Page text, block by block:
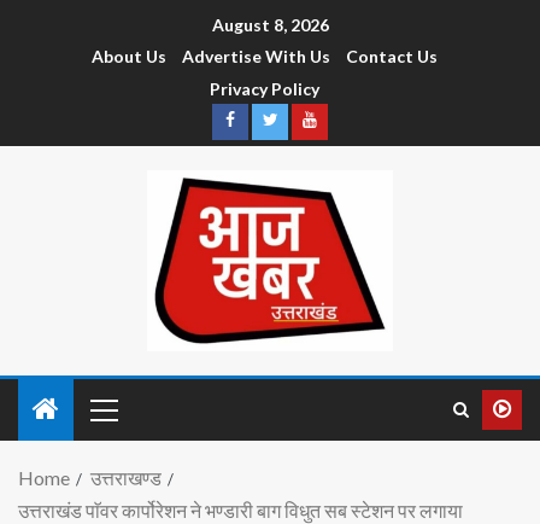
August 8, 2026
About Us
Advertise With Us
Contact Us
Privacy Policy
Home
उत्तराखण्ड
उत्तराखंड पाॅवर कार्पोरेशन ने भण्डारी बाग विधुत सब स्टेशन पर लगाया